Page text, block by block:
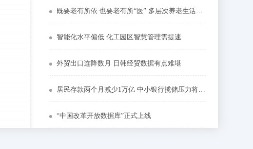
既要老有所依 也要老有所“医” 多层次养老生活更美好
智能化水平偏低 化工园区智慧管理需提速
外贸出口连降数月 日韩经贸数据有点难堪
居民存款两个月减少1万亿 中小银行揽储压力将持续
“中国改革开放数据库”正式上线